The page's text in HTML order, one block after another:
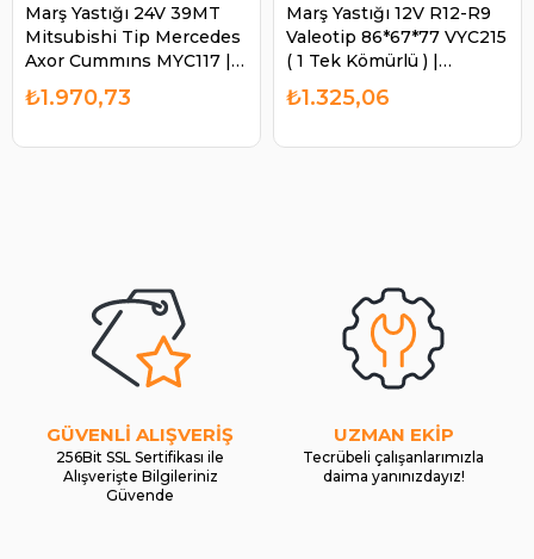
Marş Yastığı 24V 39MT
Mitsubishi Tip Mercedes
Axor Cummıns MYC117 |
AES MYC117
₺1.970,73
Marş Yastığı 12V R12-R9
Valeotip 86*67*77 VYC215
( 1 Tek Kömürlü ) |
KEMALİ KA96062
₺1.325,06
GÜVENLİ ALIŞVERİŞ
256Bit SSL Sertifikası ile
Alışverişte Bilgileriniz
Güvende
UZMAN EKİP
Tecrübeli çalışanlarımızla
daima yanınızdayız!